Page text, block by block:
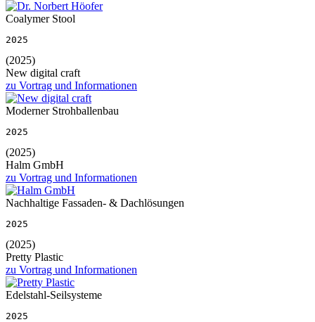
Coalymer Stool
2025
(2025)
New digital craft
zu Vortrag und Informationen
Moderner Strohballenbau
2025
(2025)
Halm GmbH
zu Vortrag und Informationen
Nachhaltige Fassaden- & Dachlösungen
2025
(2025)
Pretty Plastic
zu Vortrag und Informationen
Edelstahl-Seilsysteme
2025